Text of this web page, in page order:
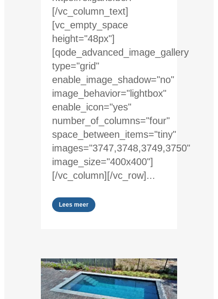
[/vc_column_text]
[vc_empty_space
height="48px"]
[qode_advanced_image_gallery
type="grid"
enable_image_shadow="no"
image_behavior="lightbox"
enable_icon="yes"
number_of_columns="four"
space_between_items="tiny"
images="3747,3748,3749,3750"
image_size="400x400"]
[/vc_column][/vc_row]...
Lees meer